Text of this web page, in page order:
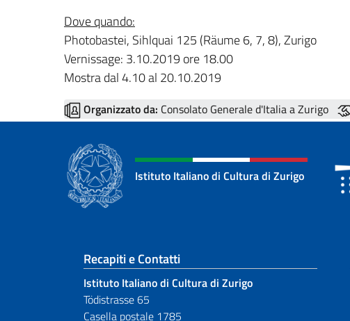
Dove quando:
Photobastei, Sihlquai 125 (Räume 6, 7, 8), Zurigo
Vernissage: 3.10.2019 ore 18.00
Mostra dal 4.10 al 20.10.2019
Organizzato da: Consolato Generale d'Italia a Zurigo
Istituto Italiano di Cultura di Zurigo
Sezione footer
Recapiti e Contatti
Istituto Italiano di Cultura di Zurigo
Tödistrasse 65
Casella postale 1785